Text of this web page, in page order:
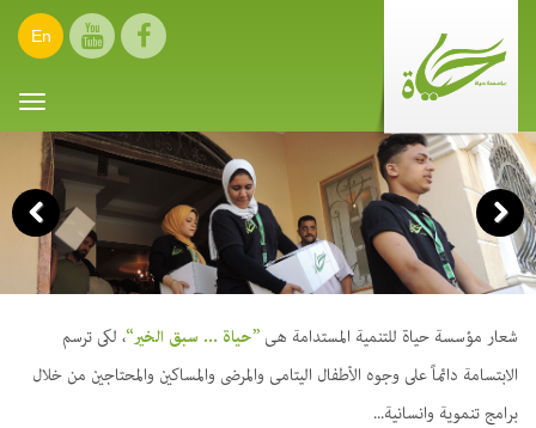
En
Previous Next
شعار مؤسسة حياة للتنمية المستدامة هى ”حياة ... سبق الخير“، لكى ترسم
الابتسامة دائماً على وجوه الأطفال اليتامى والمرضى والمساكين والمحتاجين من خلال
برامج تنموية وانسانية...